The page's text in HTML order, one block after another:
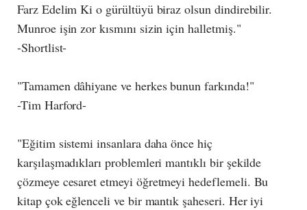
Farz Edelim Ki o gürültüyü biraz olsun dindirebilir.
Munroe işin zor kısmını sizin için halletmiş."
-Shortlist-
"Tamamen dâhiyane ve herkes bunun farkında!"
-Tim Harford-
"Eğitim sistemi insanlara daha önce hiç
karşılaşmadıkları problemleri mantıklı bir şekilde
çözmeye cesaret etmeyi öğretmeyi hedeflemeli. Bu
kitap çok eğlenceli ve bir mantık şaheseri. Her iyi